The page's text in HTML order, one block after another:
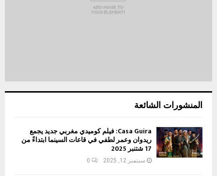
المنشورات الشائعة
Casa Guira: فيلم كوميدي مغربي جديد يجمع
ريدوان وعمر لطفي في قاعات السينما ابتداءً من
17 شتنبر 2025
سبتمبر 12, 2025 0